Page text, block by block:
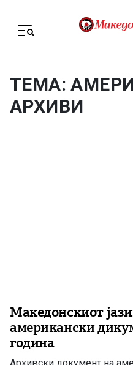
ТЕМА:
АРХИВИ
Македонскиот
американски
година